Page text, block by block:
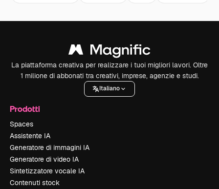
La piattaforma creativa per realizzare i tuoi migliori lavori. Oltre
1 milione di abbonati tra creativi, imprese, agenzie e studi.
Italiano
Prodotti
Spaces
Assistente IA
Generatore di immagini IA
Generatore di video IA
Sintetizzatore vocale IA
Contenuti stock